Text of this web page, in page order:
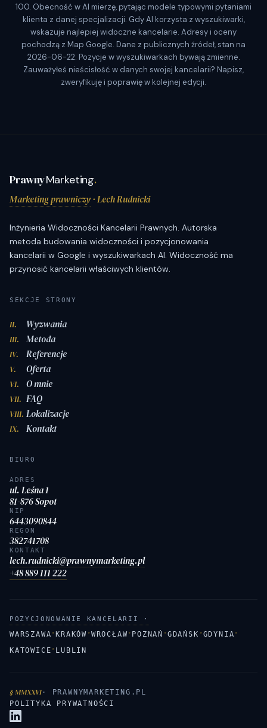
100. Obecność w AI mierzę, pytając modele typowymi pytaniami
klienta z danej specjalizacji. Gdy AI korzysta z wyszukiwarki,
wskazuje najlepiej widoczne kancelarie. Adresy i oceny
pochodzą z Map Google. Dane z publicznych źródeł, stan na
2026-06-22. Pozycje w wyszukiwarkach bywają zmienne.
Zauważyłeś nieścisłość w danych swojej kancelarii? Napisz,
zweryfikuję i poprawię w kolejnej edycji.
PrawnyMarketing.
Marketing prawniczy· Lech Rudnicki
Inżynieria Widoczności Kancelarii Prawnych. Autorska
metoda budowania widoczności i pozycjonowania
kancelarii w Google i wyszukiwarkach AI. Widoczność ma
przynosić kancelarii właściwych klientów.
SEKCJE STRONY
II. Wyzwania
III. Metoda
IV. Referencje
V. Oferta
VI. O mnie
VII. FAQ
VIII. Lokalizacje
IX. Kontakt
BIURO
ADRES
ul. Leśna 1
81-876 Sopot
NIP
6443090844
REGON
382741708
KONTAKT
lech.rudnicki@prawnymarketing.pl
+48 889 111 222
POZYCJONOWANIE KANCELARII ·
WARSZAWA ·KRAKÓW ·WROCŁAW· POZNAŃ ·GDAŃSK ·GDYNIA ·
KATOWICE · LUBLIN
§ MMXXVI · PRAWNYMARKETING.PL
POLITYKA PRYWATNOŚCI